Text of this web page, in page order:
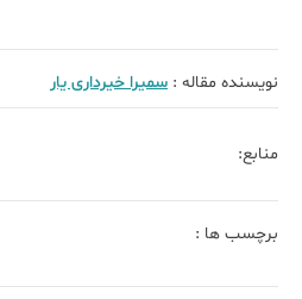
نویسنده مقاله : سمیرا خیرداری یار
منابع:
برچسب ها :